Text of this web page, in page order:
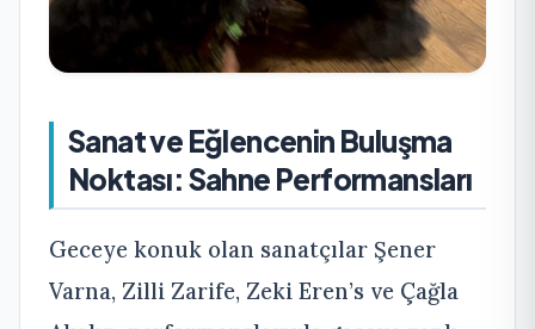
Sanat ve Eğlencenin Buluşma
Noktası: Sahne Performansları
Geceye konuk olan sanatçılar Şener
Varna, Zilli Zarife, Zeki Eren’s ve Çağla